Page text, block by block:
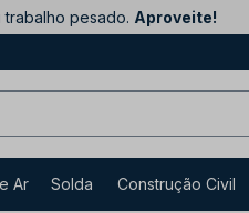
pesado. Aproveite!
Ar Solda Construção Civil